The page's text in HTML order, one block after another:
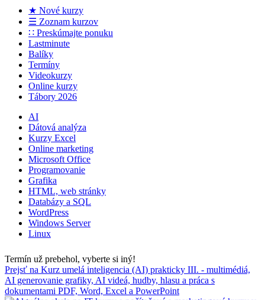
★ Nové kurzy
☰ Zoznam kurzov
∷ Preskúmajte ponuku
Lastminute
Balíky
Termíny
Videokurzy
Online kurzy
Tábory 2026
AI
Dátová analýza
Kurzy Excel
Online marketing
Microsoft Office
Programovanie
Grafika
HTML, web stránky
Databázy a SQL
WordPress
Windows Server
Linux
Termín už prebehol, vyberte si iný!
Prejsť na Kurz umelá inteligencia (AI) prakticky III. - multimédiá,
AI generovanie grafiky, AI videá, hudby, hlasu a práca s
dokumentami PDF, Word, Excel a PowerPoint